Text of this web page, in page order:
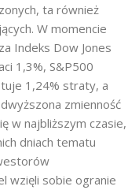
ta również
W momencie
Indeks Dow Jones
1,3%, S&P500
1,24% straty, a
zmienność
w najbliższym czasie,
dniach tematu
wzięli sobie ogranie